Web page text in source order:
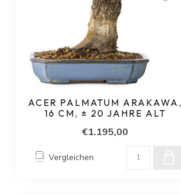
ACER PALMATUM ARAKAWA,
16 CM, ± 20 JAHRE ALT
€1.195,00
Vergleichen